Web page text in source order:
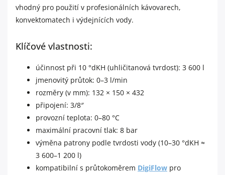
vhodný pro použití v profesionálních kávovarech,
konvektomatech i výdejnících vody.
Klíčové vlastnosti:
účinnost při 10 °dKH (uhličitanová tvrdost): 3 600 l
jmenovitý průtok: 0–3 l/min
rozměry (v mm): 132 × 150 × 432
připojení: 3/8″
provozní teplota: 0–80 °C
maximální pracovní tlak: 8 bar
výměna patrony podle tvrdosti vody (10–30 °dKH ≈
3 600–1 200 l)
kompatibilní s průtokoměrem DigiFlow pro